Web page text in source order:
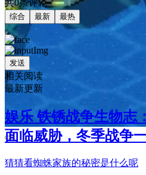
共0条评论
综合 最新 最热
发送
相关阅读
最新更新
娱乐 铁锈战争生物志
面临威胁，冬季战争
猜猜看蜘蛛家族的秘密是什么呢